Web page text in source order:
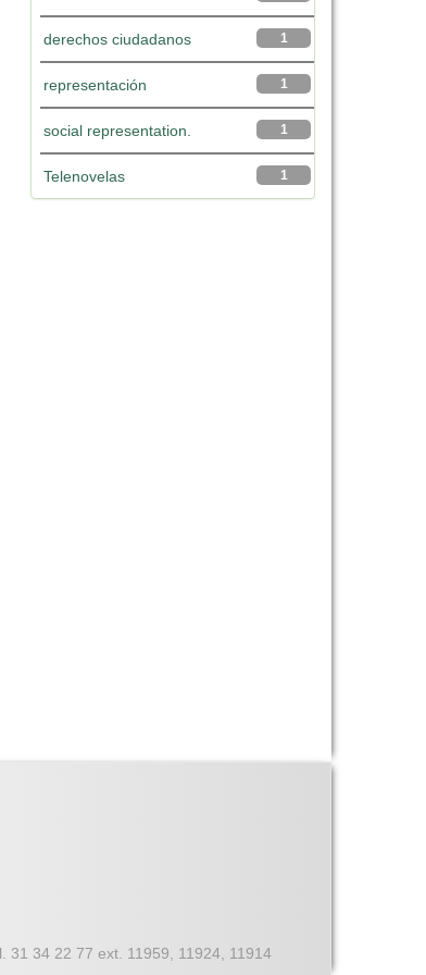
1
derechos ciudadanos
1
representación
1
social representation.
1
Telenovelas
31 34 22 77 ext. 11959, 11924, 11914